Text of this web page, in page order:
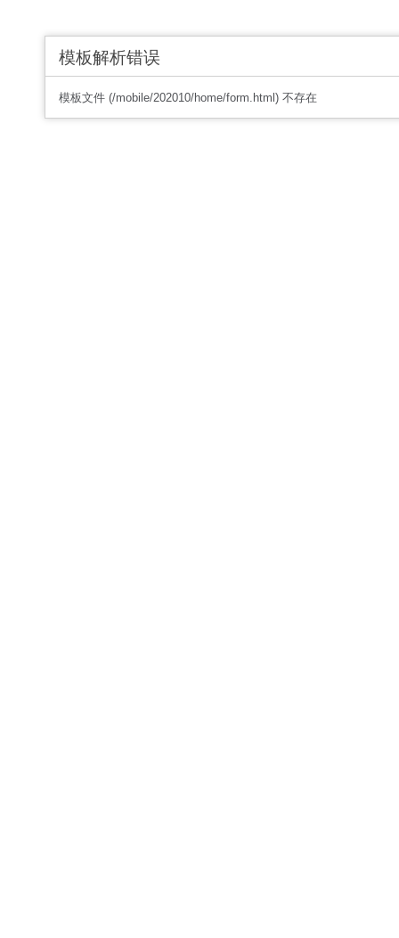
模板解析错误
模板文件 (/mobile/202010/home/form.html) 不存在